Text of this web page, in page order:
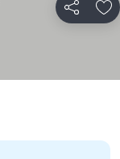
Teilen